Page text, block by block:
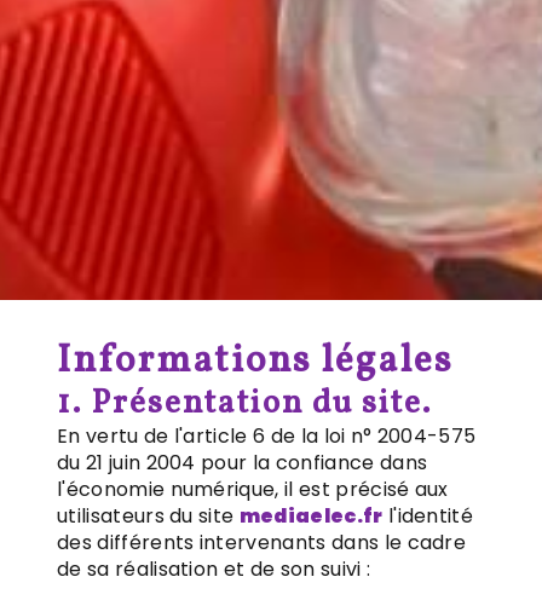
Informations légales
1. Présentation du site.
En vertu de l'article 6 de la loi n° 2004-575
du 21 juin 2004 pour la confiance dans
l'économie numérique, il est précisé aux
utilisateurs du site mediaelec.fr l'identité
des différents intervenants dans le cadre
de sa réalisation et de son suivi :